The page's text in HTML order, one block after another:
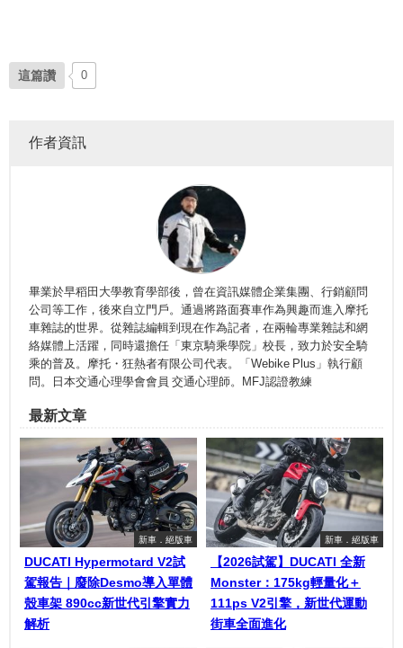
這篇讚 0
作者資訊
畢業於早稻田大學教育學部後，曾在資訊媒體企業集團、行銷顧問
公司等工作，後來自立門戶。通過將路面賽車作為興趣而進入摩托
車雜誌的世界。從雜誌編輯到現在作為記者，在兩輪專業雜誌和網
絡媒體上活躍，同時還擔任「東京騎乘學院」校長，致力於安全騎
乘的普及。摩托・狂熱者有限公司代表。「Webike Plus」執行顧
問。日本交通心理學會會員 交通心理師。MFJ認證教練
最新文章
新車．絕版車
DUCATI Hypermotard V2試
駕報告｜廢除Desmo導入單體
殼車架 890cc新世代引擎實力
解析
新車．絕版車
【2026試駕】DUCATI 全新
Monster：175kg輕量化＋
111ps V2引擎，新世代運動
街車全面進化